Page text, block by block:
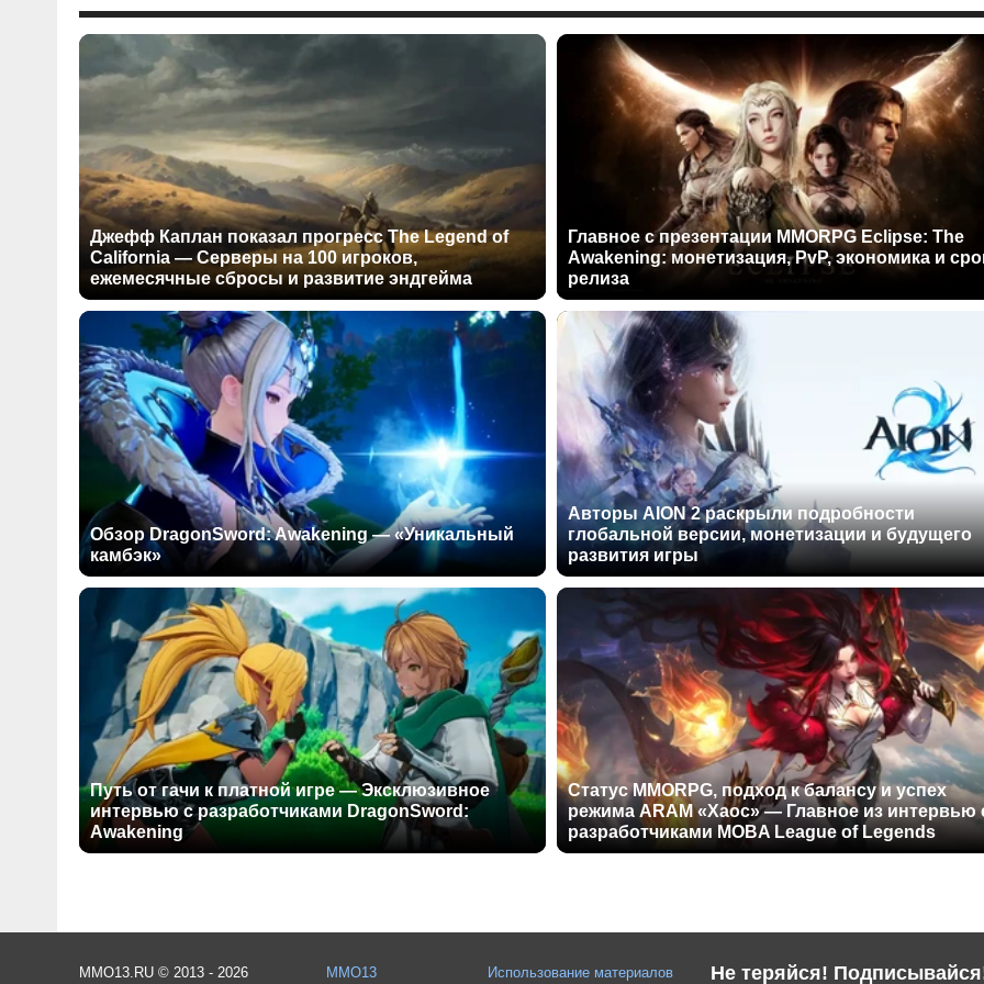
Джефф Каплан показал прогресс The Legend of
California — Серверы на 100 игроков,
ежемесячные сбросы и развитие эндгейма
Главное с презентации MMORPG Eclipse: The
Awakening: монетизация, PvP, экономика и
релиза
Обзор DragonSword: Awakening — «Уникальный
камбэк»
Авторы AION 2 раскрыли подробности
глобальной версии, монетизации и будущего
развития игры
Путь от гачи к платной игре — Эксклюзивное
интервью с разработчиками DragonSword:
Awakening
Статус MMORPG, подход к балансу и успех
режима ARAM «Хаос» — Главное из интервью
разработчиками MOBA League of Legends
Не теряйся!
MMO13.RU © 2013 - 2026 MMO13 Использование материалов